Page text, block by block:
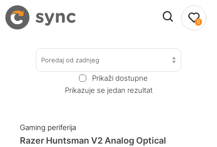
0
Poredaj od zadnjeg
Prikaži dostupne
Prikazuje se jedan rezultat
Gaming periferija
Razer Huntsman V2 Analog Optical